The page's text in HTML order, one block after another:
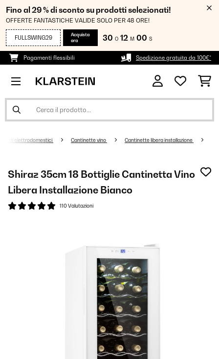
Fino al 29 % di sconto su prodotti selezionati!
OFFERTE FANTASTICHE VALIDE SOLO PER 48 ORE!
FULLSWING29
Acquista
ora
30 O 11 M 59 S
Pagamenti flessibili Spedizione gratuita da 100€*
elettrodomestici Cantinette vino Cantinette libera installazione
Shiraz 35cm 18 Bottiglie Cantinetta Vino
Libera Installazione​ Bianco
110 Valutazioni